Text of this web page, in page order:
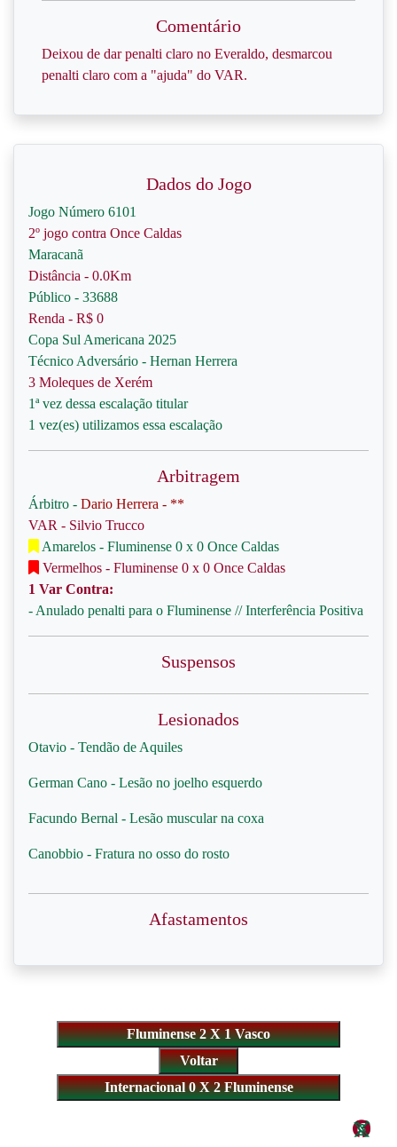
Comentário
Deixou de dar penalti claro no Everaldo, desmarcou
penalti claro com a "ajuda" do VAR.
Dados do Jogo
Jogo Número 6101
2º jogo contra Once Caldas
Maracanã
Distância - 0.0Km
Público - 33688
Renda - R$ 0
Copa Sul Americana 2025
Técnico Adversário - Hernan Herrera
3 Moleques de Xerém
1ª vez dessa escalação titular
1 vez(es) utilizamos essa escalação
Arbitragem
Árbitro - Dario Herrera - **
VAR - Silvio Trucco
Amarelos - Fluminense 0 x 0 Once Caldas
Vermelhos - Fluminense 0 x 0 Once Caldas
1 Var Contra:
- Anulado penalti para o Fluminense // Interferência Positiva
Suspensos
Lesionados
Otavio - Tendão de Aquiles
German Cano - Lesão no joelho esquerdo
Facundo Bernal - Lesão muscular na coxa
Canobbio - Fratura no osso do rosto
Afastamentos